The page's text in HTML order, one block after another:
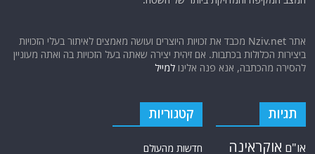
אתר Nziv.net מכבד את זכויות היוצרים ועושה מאמצים לאיתור בעלי הזכויות
ביצירות הכלולות בכתבות. אם זיהית יצירה שאתה בעל הזכויות בה ואתה מעוניין
להסירה מהכתבה, אנא פנה אלינולמייל
תגיות
או"ם אוקראינה
קטגוריות
חדשות מהעולם